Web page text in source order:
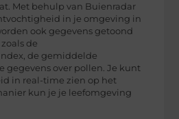
Met behulp van Buienradar
in je omgeving in
ook gegevens getoond
de
de gemiddelde
gegevens over pollen. Je kunt
in real-time zien op het
kun je je leefomgeving